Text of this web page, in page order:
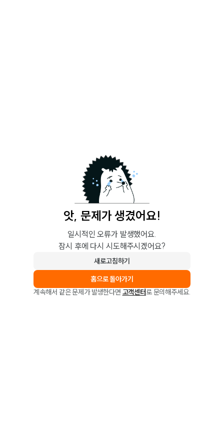
앗, 문제가 생겼어요!
일시적인 오류가 발생했어요.
잠시 후에 다시 시도해주시겠어요?
새로고침하기
홈으로 돌아가기
계속해서 같은 문제가 발생한다면 고객센터로 문의해주세요.